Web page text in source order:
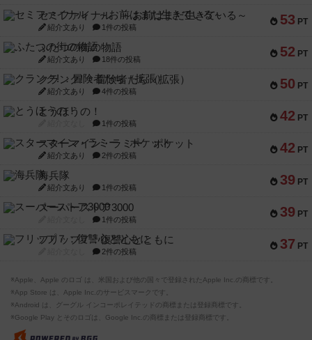
53 PT
セミファイナル ～お前はまだ生きている～
紹介文あり 1件の投稿
52 PT
ふたつの街の物語
紹介文あり 18件の投稿
50 PT
クランク! ：冒険者たち（拡張）
紹介文あり 4件の投稿
42 PT
とうほうの！
1件の投稿
42 PT
スターマイン・ラミー ポケット
紹介文あり 2件の投稿
39 PT
海兵隊
紹介文あり 1件の投稿
39 PT
スーパーストア3000
1件の投稿
37 PT
フリップ７：復讐心とともに
2件の投稿
※Apple、Apple のロゴ は、米国および他の国々で登録されたApple Inc.の商標です。
※App Store は、Apple Inc.のサービスマークです。
※Android は、グーグル インコーポレイテッドの商標または登録商標です。
※Google Play とそのロゴは、Google Inc.の商標または登録商標です。